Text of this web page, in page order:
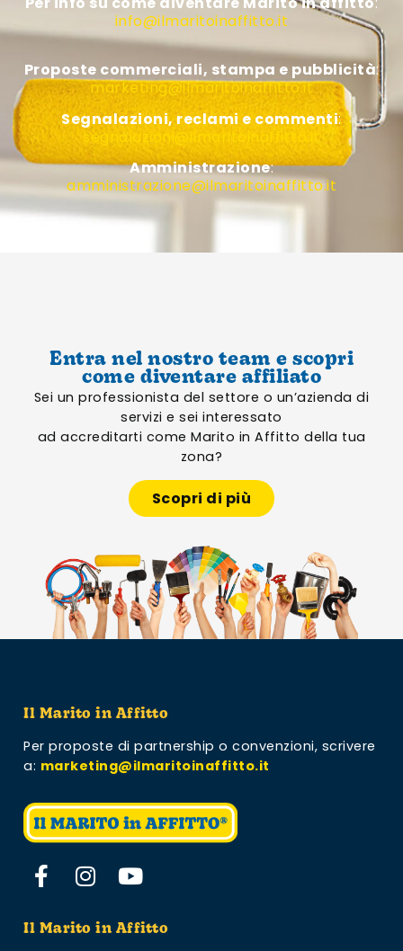
info@ilmaritoinaffitto.it
Proposte commerciali, stampa e pubblicità:
marketing@ilmaritoinaffitto.it
Segnalazioni, reclami e commenti:
segnalazioni@ilmaritoinaffitto.it
Amministrazione:
amministrazione@ilmaritoinaffitto.it
Entra nel nostro team e scopri
come diventare affiliato
Sei un professionista del settore o un’azienda di
servizi e sei interessato
ad accreditarti come Marito in Affitto della tua
zona?
Scopri di più
Il Marito in Affitto
Per proposte di partnership o convenzioni, scrivere
a: marketing@ilmaritoinaffitto.it
Il Marito in Affitto